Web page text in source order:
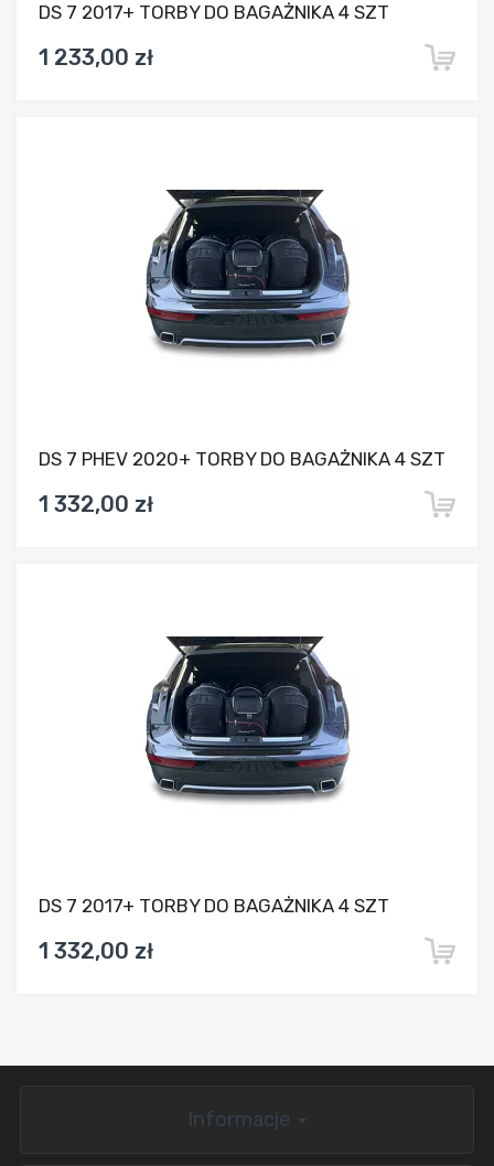
DS 7 2017+ TORBY DO BAGAŻNIKA 4 SZT
1 233,00 zł
DS 7 PHEV 2020+ TORBY DO BAGAŻNIKA 4 SZT
1 332,00 zł
DS 7 2017+ TORBY DO BAGAŻNIKA 4 SZT
1 332,00 zł
Informacje